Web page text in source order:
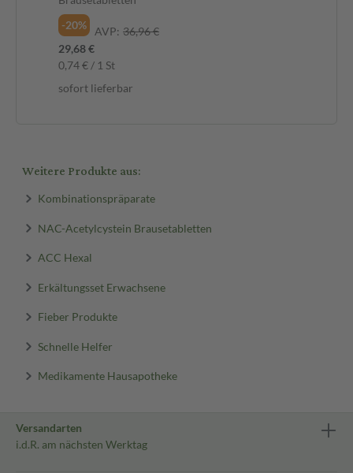
-20%
AVP: 36,96 €
29,68 €
0,74 € / 1 St
sofort lieferbar
Weitere Produkte aus:
Kombinationspräparate
NAC-Acetylcystein Brausetabletten
ACC Hexal
Erkältungsset Erwachsene
Fieber Produkte
Schnelle Helfer
Medikamente Hausapotheke
Versandarten
i.d.R. am nächsten Werktag